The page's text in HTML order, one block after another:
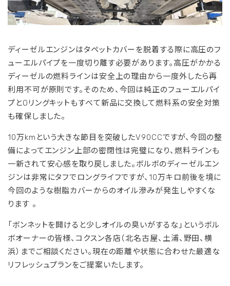
ディーゼルエンジンはタペットカバーを脱着する際に高圧のフ
ューエルパイプを一度切り離す必要があります。 高圧がかかる
ディーゼルの燃料ラインは安全上の理由から一度外したら再
利用不可が原則です。 そのため、今回は純正のフューエルパイ
プとOリングキットもすべて新品に交換して燃料系の安全対策
も確保しました。
10万kmという大きな節目を突破したV90CCですが、今回の整
備によってエンジン上部の密閉性は完璧になり、燃料ラインも
一新されて安心感を取り戻しました。 ボルボのディーゼルエン
ジンは非常にタフでロングライフですが、10万キロ前後を境に
今回のような樹脂カバーからのオイル滲みが発生しやすくな
ります 。
「ボンネットを開けると少しオイルの臭いがするな」というボル
ボオーナーの皆様、コクスン各店（北名古屋、土浦、野田、横
浜）までご相談ください。現在の距離や状態に合わせた最適な
リフレッシュプランをご提案いたします。